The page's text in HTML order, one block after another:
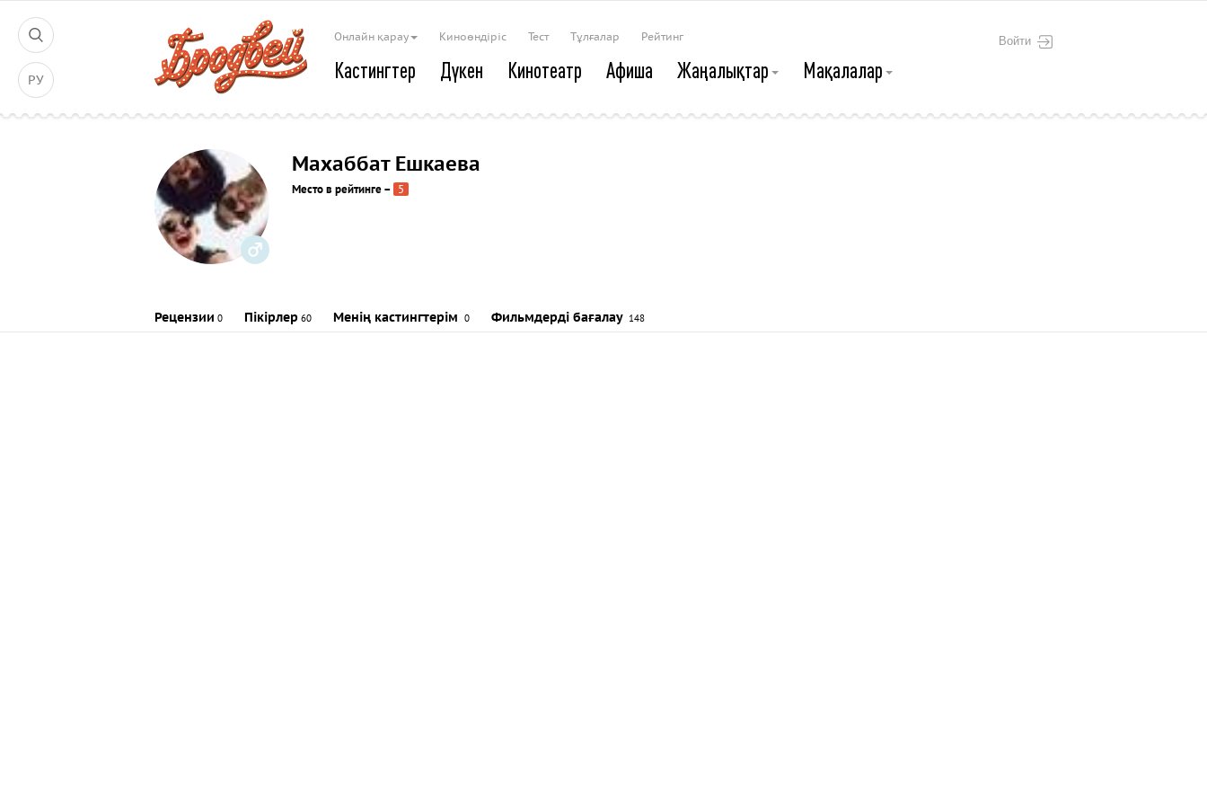
РУ
Войти
Онлайн қарау Киноөндіріс Тест Тұлғалар Рейтинг
Кастингтер Дүкен Кинотеатр Афиша Жаңалықтар Мақалалар
Махаббат Ешкаева
Место в рейтинге– 5
Рецензии 0 Пікірлер 60 Менің кастингтерім 0 Фильмдерді бағалау 148